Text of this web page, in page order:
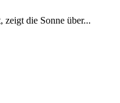
zeigt die Sonne über...